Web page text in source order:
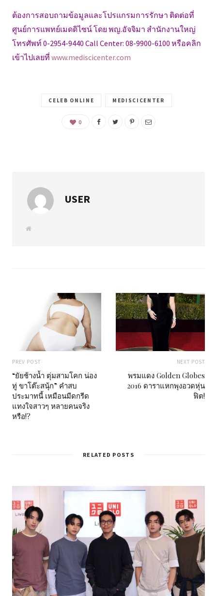
ต้องการสอบถามข้อมูลและโปรแกรมการรักษา ติดต่อที่
ศูนย์การแพทย์เมดดิไซน์ โดย พญ.อัจจิมา สำนักงานใหญ่
โทรศัพท์ 0-2954-9440 Call Center: 08-9900-6100 หรือคลิก
เข้าไปเลยที่ www.mediscicenter.com
CELEB ONLINE MEDISCICENTER
0
USER
W
PREV POST
“ยัยช้างน้ำ ตุ่มสามโคก น่อง
ทู่ ขาโต๊ะสนุ้ก” คำสบ
ประมาทนี้ เหมือนมีดกรีด
แทงใจสาวๆ หลายคนจริง
หรือ!?
NEXT POST
พรมแดง Golden Globes
2016 ดาราแหกพุงอวดหุ่น
ฟิต!
RELATED POSTS